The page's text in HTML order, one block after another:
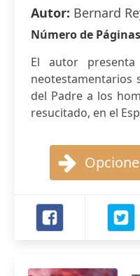
Autor: Bernard
Número de
El autor
neotestamentarios
del Padre a los
resucitado, en el